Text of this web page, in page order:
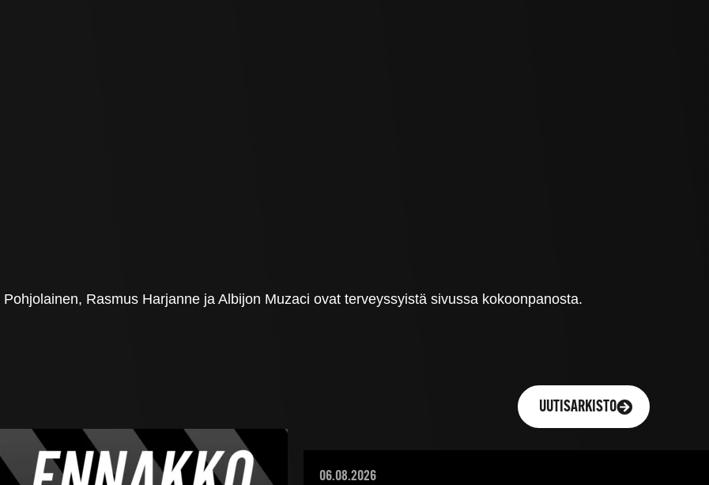
Rasmus Harjanne ja Albijon Muzaci ovat terveyssyistä sivussa kokoonpanosta.
UUTISARKISTO
06.08.2026